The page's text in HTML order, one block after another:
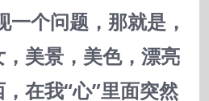
个问题，那就是，
美景，美色，漂亮
在我“心”里面突然